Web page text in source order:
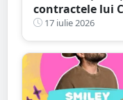
contractele lui
județul Satu
oprească un
17 iulie 2026